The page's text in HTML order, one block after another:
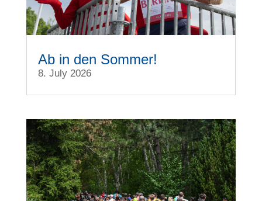
Ab in den Sommer!
8. July 2026